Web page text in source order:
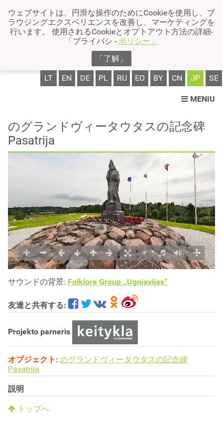
ウェブサイトは、円滑な操作のためにCookieを使用し、ブ
ラウジングエクスペリエンスを改善し、マーケティングを
行います。 使用されるCookieとオプトアウト方法の詳細-
「プライバシ - ポリシー」
「了解」
LT EN DE PL RU EO BY CN JP SE
MENIU
のグランドヴィータウタスの記念碑
Pasatrija
サウンドの背景: Folklore Group ,,Ugniavijas“
友達と共有する:
Projekto parneris
オブジェクト: のグランドヴィータウタスの記念碑
Pasatrija
説明
トップへ